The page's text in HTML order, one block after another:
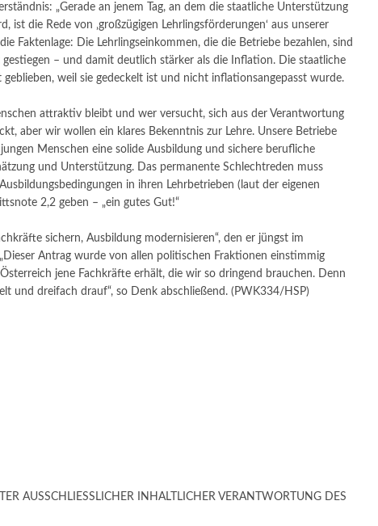
„Gerade an jenem Tag, an dem die staatliche Unterstützung
die Rede von ‚großzügigen Lehrlingsförderungen‘ aus unserer
Faktenlage: Die Lehrlingseinkommen, die die Betriebe bezahlen, sind
– und damit deutlich stärker als die Inflation. Die staatliche
weil sie gedeckelt ist und nicht inflationsangepasst wurde.
attraktiv bleibt und wer versucht, sich aus der Verantwortung
aber wir wollen ein klares Bekenntnis zur Lehre. Unsere Betriebe
Menschen eine solide Ausbildung und sichere berufliche
und Unterstützung. Das permanente Schlechtreden muss
in ihren Lehrbetrieben (laut der eigenen
2,2 geben – „ein gutes Gut!“
sichern, Ausbildung modernisieren“, den er jüngst im
Antrag wurde von allen politischen Fraktionen einstimmig
jene Fachkräfte erhält, die wir so dringend brauchen. Denn
und dreifach drauf“, so Denk abschließend. (PWK334/HSP)
AUSSCHLIESSLICHER INHALTLICHER VERANTWORTUNG DES